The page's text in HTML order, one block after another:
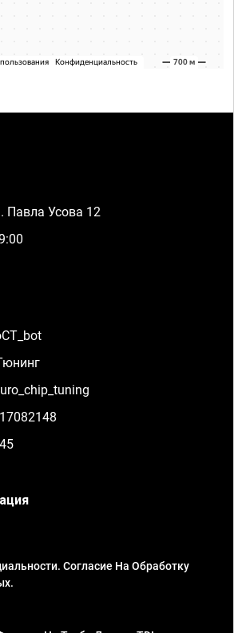
Павла Усова 12
Согласие На Обработку